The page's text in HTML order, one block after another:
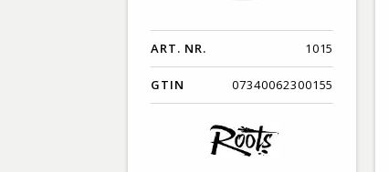
ART. NR. 1015
GTIN 07340062300155